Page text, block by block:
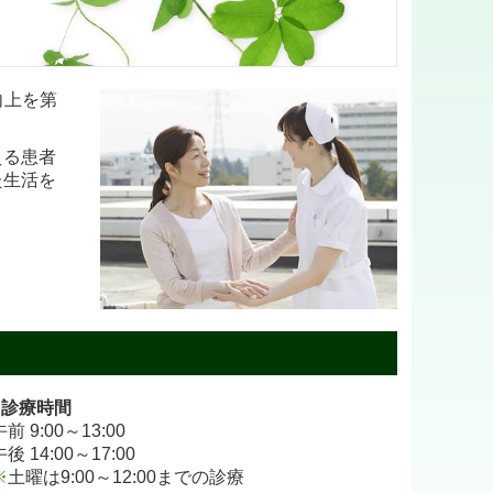
上を第
患者
活を
療時間
前 9:00～13:00
後 14:00～17:00
土曜は9:00～12:00までの診療